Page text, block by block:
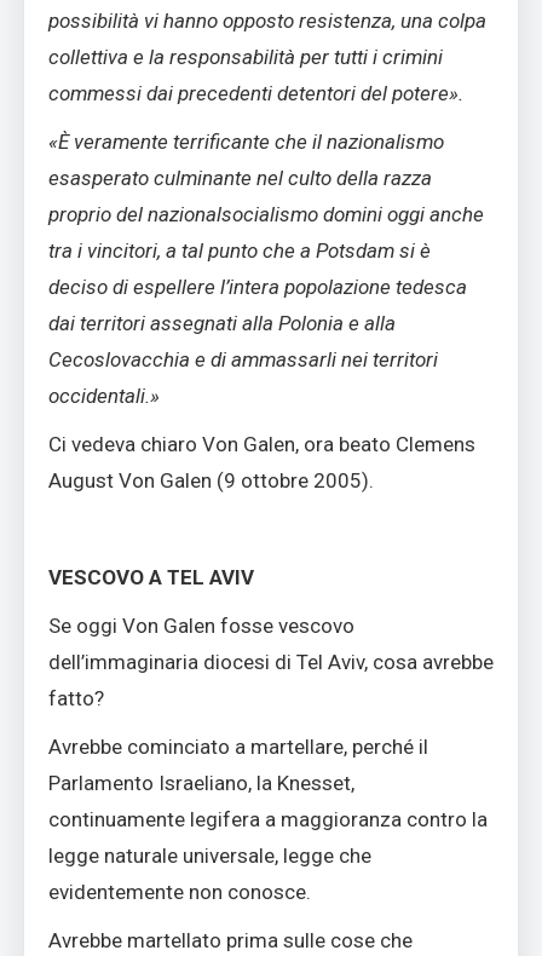
possibilità vi hanno opposto resistenza, una colpa
collettiva e la responsabilità per tutti i crimini
commessi dai precedenti detentori del potere».
«È veramente terrificante che il nazionalismo
esasperato culminante nel culto della razza
proprio del nazionalsocialismo domini oggi anche
tra i vincitori, a tal punto che a Potsdam si è
deciso di espellere l’intera popolazione tedesca
dai territori assegnati alla Polonia e alla
Cecoslovacchia e di ammassarli nei territori
occidentali.»
Ci vedeva chiaro Von Galen, ora beato Clemens
August Von Galen (9 ottobre 2005).
VESCOVO A TEL AVIV
Se oggi Von Galen fosse vescovo
dell’immaginaria diocesi di Tel Aviv, cosa avrebbe
fatto?
Avrebbe cominciato a martellare, perché il
Parlamento Israeliano, la Knesset,
continuamente legifera a maggioranza contro la
legge naturale universale, legge che
evidentemente non conosce.
Avrebbe martellato prima sulle cose che